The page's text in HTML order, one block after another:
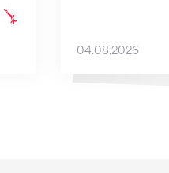
04.08.2026